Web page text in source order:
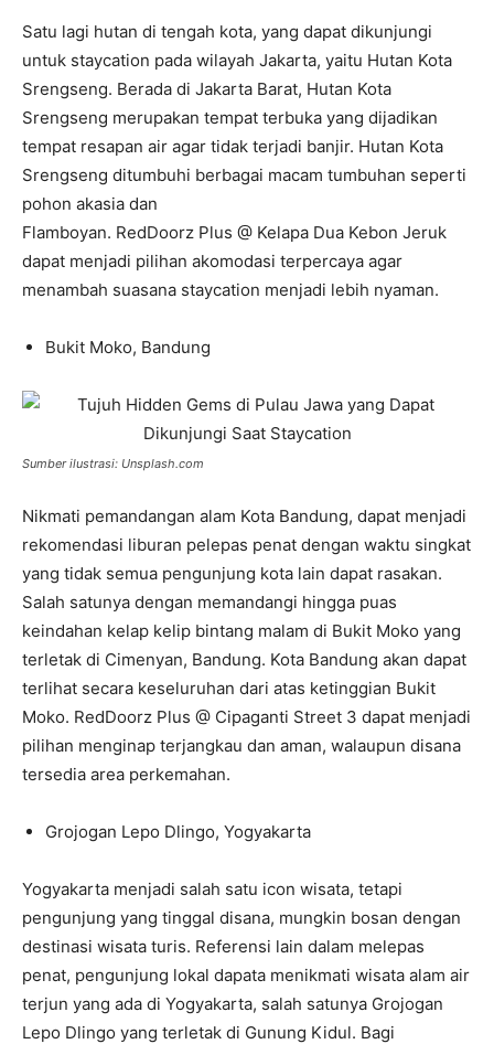
Satu lagi hutan di tengah kota, yang dapat dikunjungi
untuk staycation pada wilayah Jakarta, yaitu Hutan Kota
Srengseng. Berada di Jakarta Barat, Hutan Kota
Srengseng merupakan tempat terbuka yang dijadikan
tempat resapan air agar tidak terjadi banjir. Hutan Kota
Srengseng ditumbuhi berbagai macam tumbuhan seperti
pohon akasia dan
Flamboyan. RedDoorz Plus @ Kelapa Dua Kebon Jeruk
dapat menjadi pilihan akomodasi terpercaya agar
menambah suasana staycation menjadi lebih nyaman.
Bukit Moko, Bandung
Sumber ilustrasi: Unsplash.com
Nikmati pemandangan alam Kota Bandung, dapat menjadi
rekomendasi liburan pelepas penat dengan waktu singkat
yang tidak semua pengunjung kota lain dapat rasakan.
Salah satunya dengan memandangi hingga puas
keindahan kelap kelip bintang malam di Bukit Moko yang
terletak di Cimenyan, Bandung. Kota Bandung akan dapat
terlihat secara keseluruhan dari atas ketinggian Bukit
Moko. RedDoorz Plus @ Cipaganti Street 3 dapat menjadi
pilihan menginap terjangkau dan aman, walaupun disana
tersedia area perkemahan.
Grojogan Lepo Dlingo, Yogyakarta
Yogyakarta menjadi salah satu icon wisata, tetapi
pengunjung yang tinggal disana, mungkin bosan dengan
destinasi wisata turis. Referensi lain dalam melepas
penat, pengunjung lokal dapata menikmati wisata alam air
terjun yang ada di Yogyakarta, salah satunya Grojogan
Lepo Dlingo yang terletak di Gunung Kidul. Bagi